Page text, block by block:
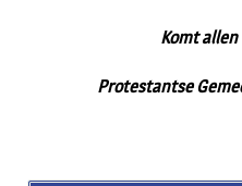
Komt
Protestantse